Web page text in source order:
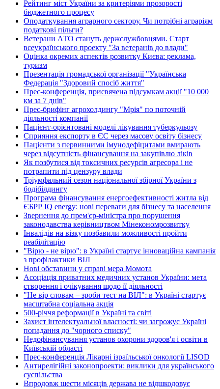
Рейтинг міст України за критеріями прозорості
бюджетного процесу
Оподаткування аграрного сектору. Чи потрібні аграріям
податкові пільги?
Ветерани АТО стануть держслужбовцями. Старт
всеукраїнського проекту "За ветеранів до влади"
Оцінка окремих аспектів розвитку Києва: реклама,
туризм
Презентація громадської організації "Українська
Федерація "Здоровий спосіб життя"
Прес-конференція, присвячена підсумкам акції "10 000
км за 7 днів"
Прес-брифінг агрохолдингу "Мрія" по поточній
діяльності компанії
Пацієнт-орієнтовані моделі лікування туберкульозу
Сприяння експорту в ЄС через масову освіту бізнесу
Пацієнти з первинними імунодефіцитами вмирають
через відсутність фінансування на закупівлю ліків
Як позбутися від токсичних ресурсів агресора і не
потрапити під цензуру влади
Тріумфальний сезон національної збірної України з
бодібілдингу
Програма фінансування енергоефективності житла від
ЄБРР IQ energy: нові переваги для бізнесу та населення
Звернення до прем'єр-міністра про порушення
законодавства керівництвом Мінекономрозвитку
Інвалідів на візку позбавили можливості пройти
реабілітацію
"Вірю - не вірю": в Україні стартує інноваційна кампанія
з профілактики ВІЛ
Нові обставини у справі мера Момота
Асоціація приватних медичних установ України: мета
створення і очікування щодо її діяльності
"Не вір словам – зроби тест на ВІЛ": в Україні стартує
масштабна соціальна акція
500-річчя реформації в Україні та світі
Захист інтелектуальної власності: чи загрожує Україні
попадання до "чорного списку"
Недофінансування установ охорони здоров'я і освіти в
Київській області
Прес-конференція Лікарні ізраїльської онкології LISOD
Антирелігійні законопроекти: виклики для українського
суспільства
Впродовж шести місяців держава не відшкодовує